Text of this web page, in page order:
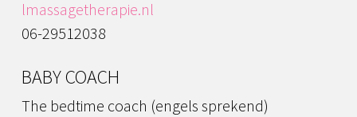
lmassagetherapie.nl
06-29512038
BABY COACH
The bedtime coach (engels sprekend)